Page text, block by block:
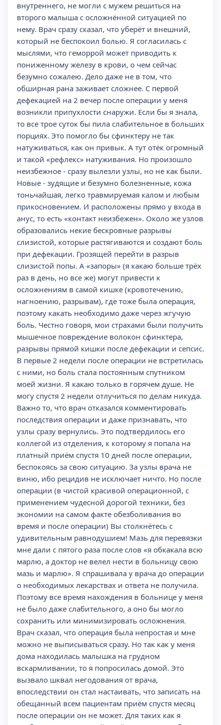
внутреннего, не могли с мужем решиться на
второго малыша с осложнённой ситуацией по
нему. Врач сразу сказал, что уберёт и внешний,
который не беспокоил болью. Я согласилась с
мыслями, что геморрой может приводить к
пониженному железу в крови, о чем сейчас
безумно сожалею. Дело даже не в том, что
обширная рана заживает сложнее. С первой
дефекацией на 2 вечер после операции у меня
возникли припухлости снаружи. Если бы я знала,
то все трое суток бы пила слабительное в больших
порциях. Это помогло бы сфинктеру не так
натуживаться, как он привык. А тут отёк огромный
и такой «рефлекс» натуживания. Но произошло
неизбежное - сразу вылезли узлы, но не как были.
Новые - зудящие и безумно болезненные, кожа
тоньчайшая, легко травмируемая калом и любым
прикосновением. И расположены прямо у входа в
анус, то есть «контакт неизбежен». Около же узлов
образовались некие бескровные разрывы
слизистой, которые растягиваются и создают боль
при дефекации. Грозящей перейти в разрыв
слизистой попы. А «запоры» (я какаю больше трёх
раз в день, но все же) могут привести к
осложнениям в самой кишке (кровотечению,
нагноению, разрывам), где тоже была операция,
поэтому какать необходимо даже через жгучую
боль. Честно говоря, мои страхами были получить
мышечное повреждение волокон сфинктера,
разрывы прямой кишки после дефекации и сепсис.
В первые 2 недели после операции не встретилась
с ними, но боль стала постоянным спутником
моей жизни. Я какаю только в горячем душе. Не
могу спустя 2 недели отлучиться по делам никуда.
Важно то, что врач отказался комментировать
последствия операции и даже признавать, что
узлы сразу вернулись. Это подтвердилось его
коллегой из отделения, к которому я попала на
платный приём спустя 10 дней после операции,
беспокоясь за свою ситуацию. За узлы врача не
виню, ибо рецидив не исключает ничто. Но после
операции (в чистой красивой операционной, с
применением чудесной дорогой техники, без
экономии на самом факте обезболивания во
время и после операции) Вы столкнётесь с
удивительным равнодушием! Мазь для перевязки
мне дали с пятого раза после слов «я обкакала всю
марлю, а доктор не велел нести в больницу свою
мазь и марлю». Я спрашивала у врача до операции
о необходимых лекарствах и ответа не получила.
Поэтому все время нахождения в больнице у меня
не было даже слабительного, а оно бы могло
сохранить или минимизировать осложнения.
Врач сказал, что операция была непростая и мне
можно не выписываться сразу. Но так как у меня
дома находилась малышка на грудном
вскармливании, то я попросилась домой. Это
вызвало шквал негодования от врача,
впоследствии он стал настаивать, что записать на
обещанный всем пациентам приём спустя месяц
после операции он не может. Для таких как я